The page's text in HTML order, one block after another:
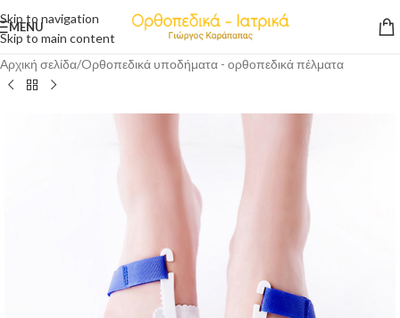
Skip to navigation
Skip to main content
MENU
Αρχική σελίδα/Oρθοπεδικά υποδήματα - ορθοπεδικά πέλματα